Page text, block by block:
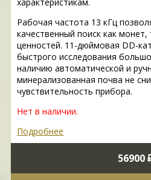
Рабочая частота 13 кГц
качественный поиск как монет,
ценностей. 11-дюймовая DD-
быстрого исследования
наличию автоматической и
минерализованная почва не
чувствительность прибора.
Нет в наличии.
Подробнее
56900